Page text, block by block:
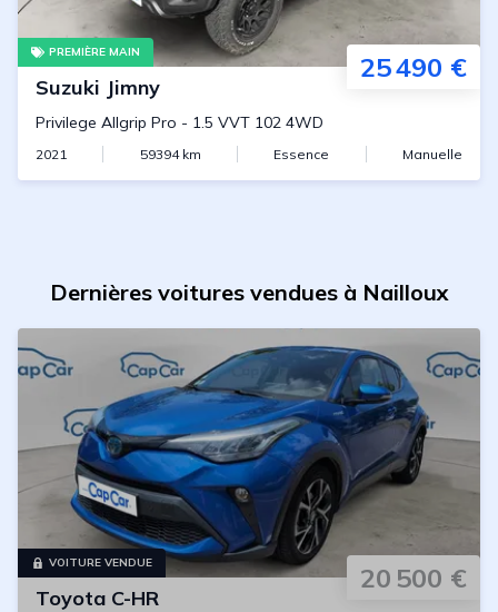
PREMIÈRE MAIN 25 490 €
Suzuki Jimny
Privilege Allgrip Pro - 1.5 VVT 102 4WD
2021 59394km Essence Manuelle
Dernières voitures vendues à Nailloux
VOITURE VENDUE 20 500 €
Toyota C-HR